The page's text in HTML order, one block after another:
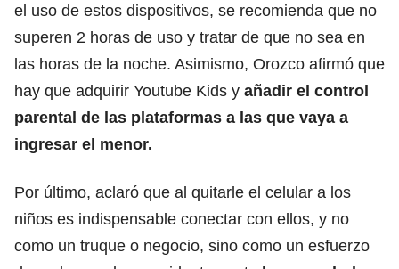
el uso de estos dispositivos, se recomienda que no
superen 2 horas de uso y tratar de que no sea en
las horas de la noche. Asimismo, Orozco afirmó que
hay que adquirir Youtube Kids y añadir el control
parental de las plataformas a las que vaya a
ingresar el menor.
Por último, aclaró que al quitarle el celular a los
niños es indispensable conectar con ellos, y no
como un truque o negocio, sino como un esfuerzo